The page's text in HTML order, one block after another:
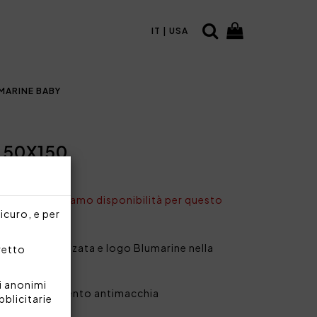
e per
anonimi
IT | USA
BABY
non abbiamo disponibilità per questo
stampa piazzata e logo Blumarine nella
e trattamento antimacchia